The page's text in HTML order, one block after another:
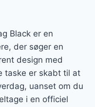
Black er en
der søger en
design med
taske er skabt til at
uanset om du
i en officiel